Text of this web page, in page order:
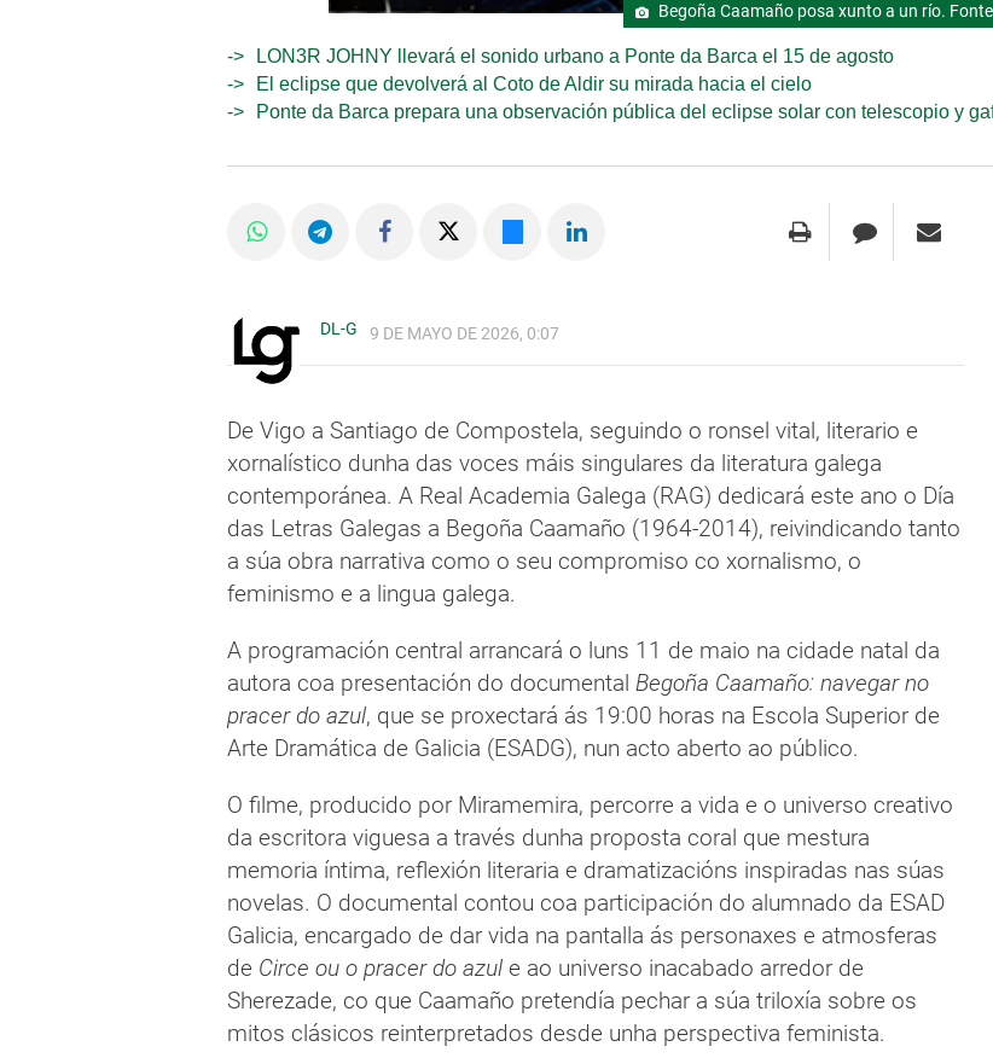
Begoña Caamaño posa xunto a un río.
LON3R JOHNY llevará el sonido urbano a Ponte da Barca el 15 de agosto
El eclipse que devolverá al Coto de Aldir su mirada hacia el cielo
Ponte da Barca prepara una observación pública del eclipse solar con telescopio y
DL-G 9 DE MAYO DE 2026, 0:07
De Vigo a Santiago de Compostela, seguindo o ronsel vital, literario e
xornalístico dunha das voces máis singulares da literatura galega
contemporánea. A Real Academia Galega (RAG) dedicará este ano o Día
das Letras Galegas a Begoña Caamaño (1964-2014), reivindicando tanto
a súa obra narrativa como o seu compromiso co xornalismo, o
feminismo e a lingua galega.
A programación central arrancará o luns 11 de maio na cidade natal da
autora coa presentación do documental Begoña Caamaño: navegar no
pracer do azul, que se proxectará ás 19:00 horas na Escola Superior de
Arte Dramática de Galicia (ESADG), nun acto aberto ao público.
O filme, producido por Miramemira, percorre a vida e o universo creativo
da escritora viguesa a través dunha proposta coral que mestura
memoria íntima, reflexión literaria e dramatizacións inspiradas nas súas
novelas. O documental contou coa participación do alumnado da ESAD
Galicia, encargado de dar vida na pantalla ás personaxes e atmosferas
de Circe ou o pracer do azul e ao universo inacabado arredor de
Sherezade, co que Caamaño pretendía pechar a súa triloxía sobre os
mitos clásicos reinterpretados desde unha perspectiva feminista.